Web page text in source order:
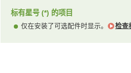
标有星号 (*) 的项目
仅在安装了可选配件时显示。 检查